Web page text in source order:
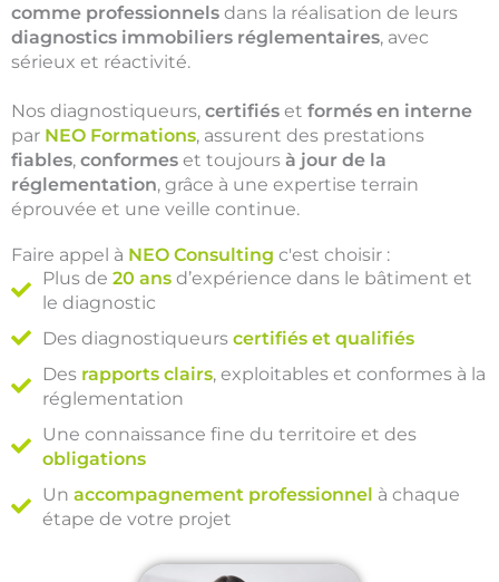
comme professionnels dans la réalisation de leurs
diagnostics immobiliers réglementaires, avec
sérieux et réactivité.
Nos diagnostiqueurs, certifiés et formés en interne
par NEO Formations, assurent des prestations
fiables, conformes et toujours à jour de la
réglementation, grâce à une expertise terrain
éprouvée et une veille continue.
Faire appel à NEO Consulting c'est choisir :
Plus de 20 ans d’expérience dans le bâtiment et
le diagnostic
Des diagnostiqueurs certifiés et qualifiés
Des rapports clairs, exploitables et conformes à la
réglementation
Une connaissance fine du territoire et des
obligations
Un accompagnement professionnel à chaque
étape de votre projet